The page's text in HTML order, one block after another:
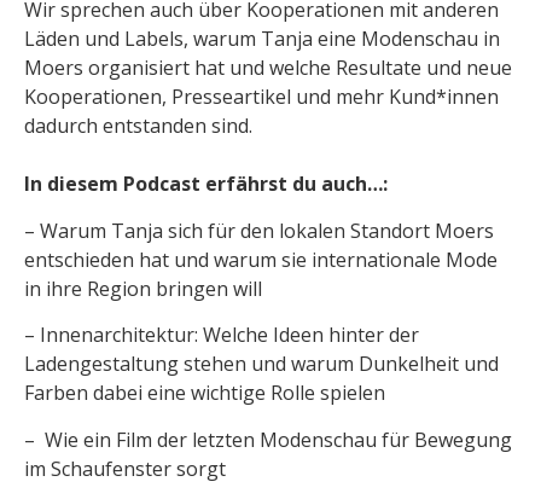
Wir sprechen auch über Kooperationen mit anderen
Läden und Labels, warum Tanja eine Modenschau in
Moers organisiert hat und welche Resultate und neue
Kooperationen, Presseartikel und mehr Kund*innen
dadurch entstanden sind.
In diesem Podcast erfährst du auch…:
– Warum Tanja sich für den lokalen Standort Moers
entschieden hat und warum sie internationale Mode
in ihre Region bringen will
– Innenarchitektur: Welche Ideen hinter der
Ladengestaltung stehen und warum Dunkelheit und
Farben dabei eine wichtige Rolle spielen
– Wie ein Film der letzten Modenschau für Bewegung
im Schaufenster sorgt